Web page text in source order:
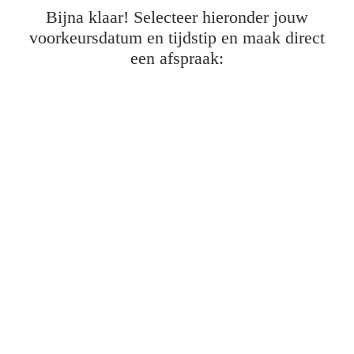
Bijna klaar! Selecteer hieronder jouw
voorkeursdatum en tijdstip en maak direct
een afspraak: